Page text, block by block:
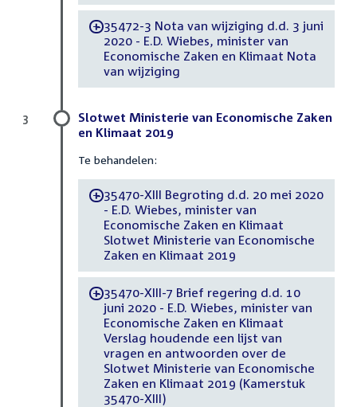
-35472-3 Nota van wijziging d.d. 3 juni
2020 - E.D. Wiebes, minister van
Economische Zaken en Klimaat Nota
van wijziging
Slotwet Ministerie van Economische Zaken
en Klimaat 2019
Te behandelen:
-35470-XIII Begroting d.d. 20 mei 2020
- E.D. Wiebes, minister van
Economische Zaken en Klimaat
Slotwet Ministerie van Economische
Zaken en Klimaat 2019
-35470-XIII-7 Brief regering d.d. 10
juni 2020 - E.D. Wiebes, minister van
Economische Zaken en Klimaat
Verslag houdende een lijst van
vragen en antwoorden over de
Slotwet Ministerie van Economische
Zaken en Klimaat 2019 (Kamerstuk
35470-XIII)
3